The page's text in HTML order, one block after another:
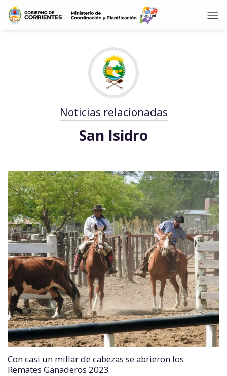
Noticias relacionadas
San Isidro
Con casi un millar de cabezas se abrieron los
Remates Ganaderos 2023